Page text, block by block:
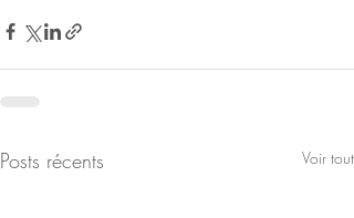
Posts récents Voir tout